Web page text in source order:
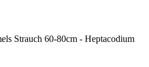
Strauch 60-80cm - Heptacodium